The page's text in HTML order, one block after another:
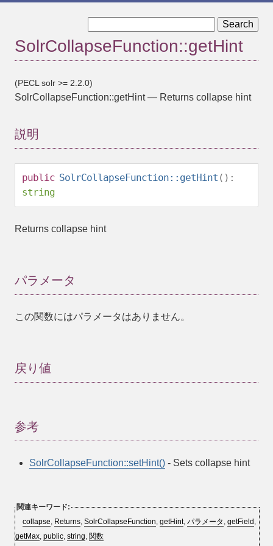
SolrCollapseFunction::getMax »
SolrCollapseFunction::getHint
(PECL solr >= 2.2.0)
SolrCollapseFunction::getHint— Returns collapse hint
説明
public SolrCollapseFunction::getHint ():
string
Returns collapse hint
パラメータ
この関数にはパラメータはありません。
戻り値
参考
SolrCollapseFunction::setHint() - Sets collapse hint
関連キーワード:
collapse, Returns, SolrCollapseFunction, getHint, パラメータ , getField ,
getMax, public, string, 関数